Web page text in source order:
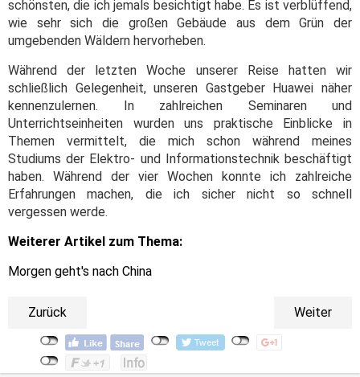
schönsten, die ich jemals besichtigt habe. Es ist verblüffend,
wie sehr sich die großen Gebäude aus dem Grün der
umgebenden Wäldern hervorheben.
Während der letzten Woche unserer Reise hatten wir
schließlich Gelegenheit, unseren Gastgeber Huawei näher
kennenzulernen. In zahlreichen Seminaren und
Unterrichtseinheiten wurden uns praktische Einblicke in
Themen vermittelt, die mich schon während meines
Studiums der Elektro- und Informationstechnik beschäftigt
haben. Während der vier Wochen konnte ich zahlreiche
Erfahrungen machen, die ich sicher nicht so schnell
vergessen werde.
Weiterer Artikel zum Thema:
Morgen geht's nach China
Zurück Weiter